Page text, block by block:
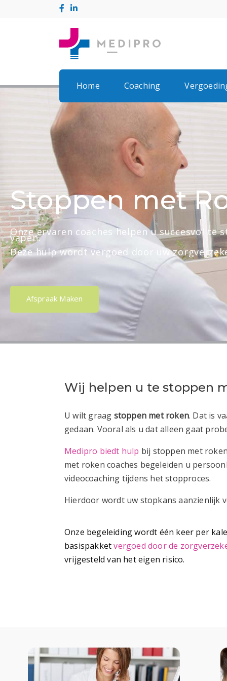
Home Coaching
Stoppen met
Onze ervaren coaches helpen u succesvol te
vapen.
Deze hulp wordt vergoed door uw
Afspraak Maken
Wij helpen u te stoppen
U wilt graag stoppen met roken. Dat is
gedaan. Vooral als u dat alleen gaat
Medipro biedt hulp bij stoppen met
met roken coaches begeleiden u
videocoaching tijdens het stopproces.
Hierdoor wordt uw stopkans aanzienlijk
Onze begeleiding wordt één keer per
basispakketvergoed door de
vrijgesteld van het eigen risico.